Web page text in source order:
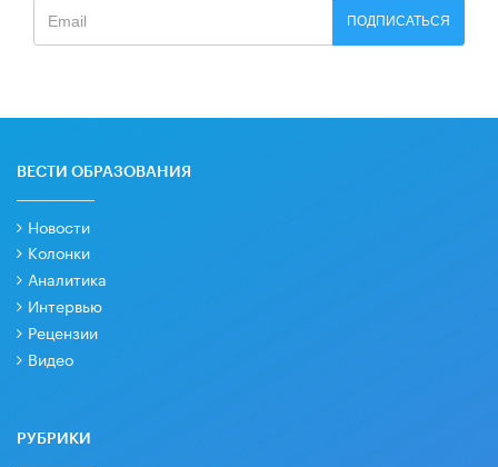
ПОДПИСАТЬСЯ
ВЕСТИ ОБРАЗОВАНИЯ
Новости
Колонки
Аналитика
Интервью
Рецензии
Видео
РУБРИКИ